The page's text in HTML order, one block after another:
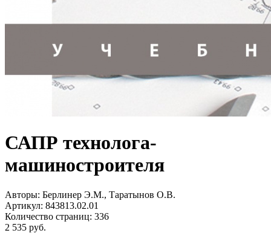
САПР технолога-
машиностроителя
Авторы: Берлинер Э.М., Таратынов О.В.
Артикул: 843813.02.01
Количество страниц: 336
2 535 руб.